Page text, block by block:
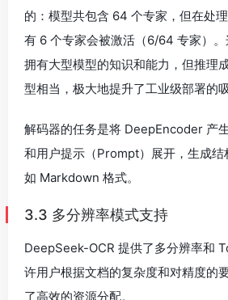
的：模型共包含 64 个专家，但在处
有 6 个专家会被激活（6/64 专家）
拥有大型模型的知识和能力，但推理
型相当，极大地提升了工业级部署的吸
解码器的任务是将 DeepEncoder 产
和用户提示（Prompt）展开，生成结
如 Markdown 格式。
3.3 多分辨率模式支持
DeepSeek-OCR 提供了多分辨率和
许用户根据文档的复杂度和对精度的
了高效的资源分配。